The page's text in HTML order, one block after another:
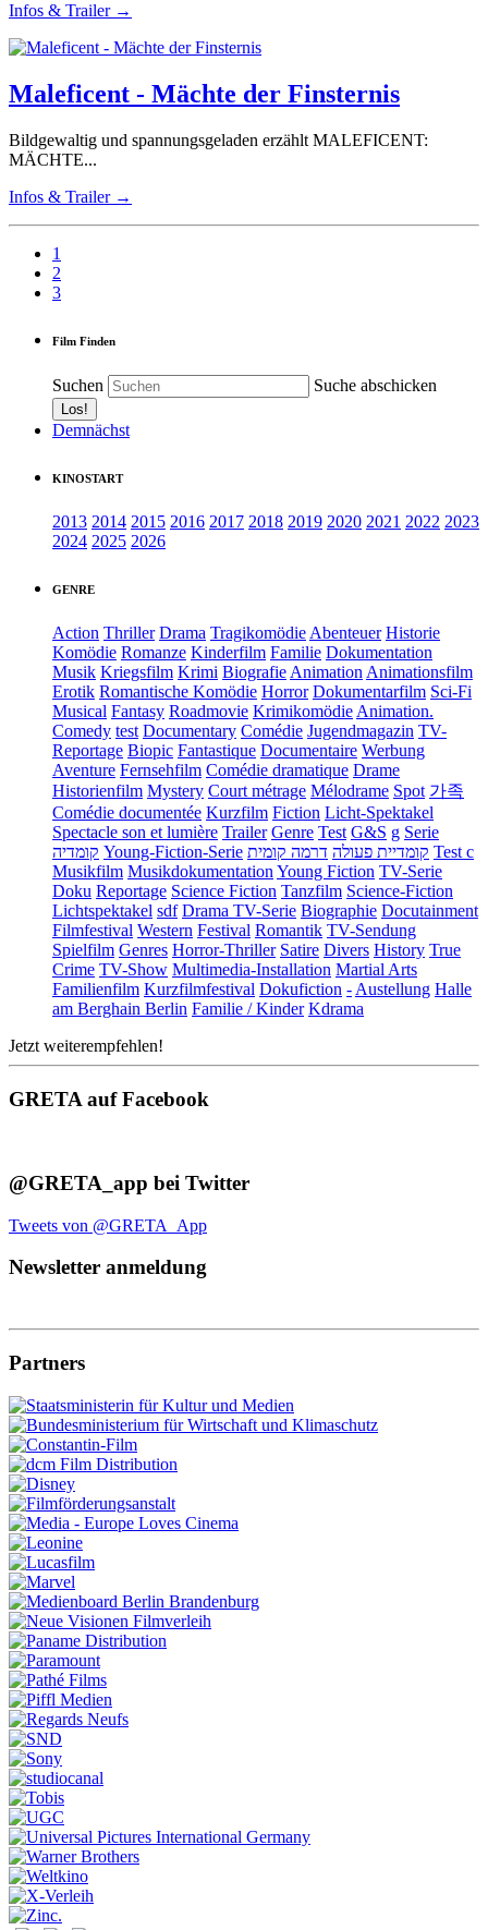
Infos & Trailer →
Maleficent - Mächte der Finsternis
Bildgewaltig und spannungsgeladen erzählt MALEFICENT:
MÄCHTE...
Infos & Trailer →
1
2
3
Film Finden
Suchen Suche abschicken
Demnächst
KINOSTART
2013 2014 2015 2016 2017 2018 2019 2020 2021 2022 2023
2024 2025 2026
GENRE
Action Thriller Drama Tragikomödie Abenteuer Historie
Komödie Romanze Kinderfilm Familie Dokumentation
Musik Kriegsfilm Krimi Biografie Animation Animationsfilm
Erotik Romantische Komödie Horror Dokumentarfilm Sci-Fi
Musical Fantasy Roadmovie Krimikomödie Animation.
Comedy test Documentary Comédie Jugendmagazin TV-
Reportage Biopic Fantastique Documentaire Werbung
Aventure Fernsehfilm Comédie dramatique Drame
Historienfilm Mystery Court métrage Mélodrame Spot 가족
Comédie documentée Kurzfilm Fiction Licht-Spektakel
Spectacle son et lumière Trailer Genre Test G&S g Serie
קומדיה Young-Fiction-Serie קומדיית פעולה דרמה קומית
Test c
Musikfilm Musikdokumentation Young Fiction TV-Serie
Doku Reportage Science Fiction Tanzfilm Science-Fiction
Lichtspektakel sdf Drama TV-Serie Biographie Docutainment
Filmfestival Western Festival Romantik TV-Sendung
Spielfilm Genres Horror-Thriller Satire Divers History True
Crime TV-Show Multimedia-Installation Martial Arts
Familienfilm Kurzfilmfestival Dokufiction - Austellung Halle
am Berghain Berlin Familie / Kinder Kdrama
Jetzt weiterempfehlen!
GRETA auf Facebook
@GRETA_app bei Twitter
Tweets von @GRETA_App
Newsletter anmeldung
Partners